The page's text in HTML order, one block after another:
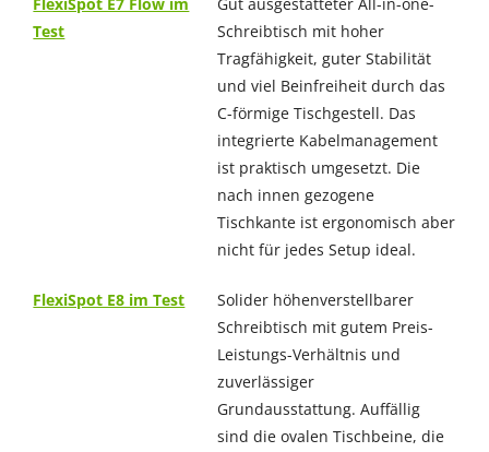
Test
Schreibtisch mit hoher
Tragfähigkeit, guter Stabilität
und viel Beinfreiheit durch das
C-förmige Tischgestell. Das
integrierte Kabelmanagement
ist praktisch umgesetzt. Die
nach innen gezogene
Tischkante ist ergonomisch aber
nicht für jedes Setup ideal.
FlexiSpot E8 im Test
Solider höhenverstellbarer
Schreibtisch mit gutem Preis-
Leistungs-Verhältnis und
zuverlässiger
Grundausstattung. Auffällig
sind die ovalen Tischbeine, die